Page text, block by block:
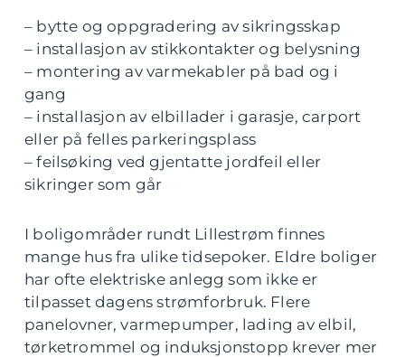
– bytte og oppgradering av sikringsskap
– installasjon av stikkontakter og belysning
– montering av varmekabler på bad og i
gang
– installasjon av elbillader i garasje, carport
eller på felles parkeringsplass
– feilsøking ved gjentatte jordfeil eller
sikringer som går
I boligområder rundt Lillestrøm finnes
mange hus fra ulike tidsepoker. Eldre boliger
har ofte elektriske anlegg som ikke er
tilpasset dagens strømforbruk. Flere
panelovner, varmepumper, lading av elbil,
tørketrommel og induksjonstopp krever mer